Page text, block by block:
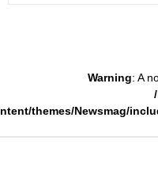
Warning: A
themes/Newsmag/